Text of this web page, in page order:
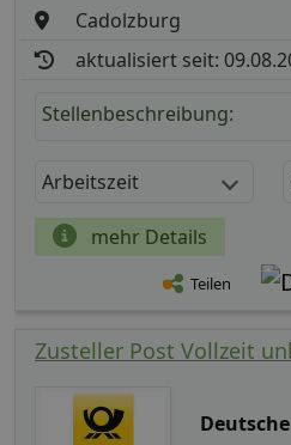
Cadolzburg
aktualisiert seit:
Stellenbeschreibung:
Arbeitszeit
mehr Details
Teilen
Zusteller Post Vollzeit